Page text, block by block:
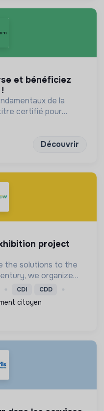
de la
certifié pour
de demain
Découvrir
the solutions to the
we organize
world's largest event
CDI CDD
citoyen